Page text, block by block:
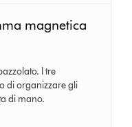
magnetica
I tre
di organizzare gli
di mano.